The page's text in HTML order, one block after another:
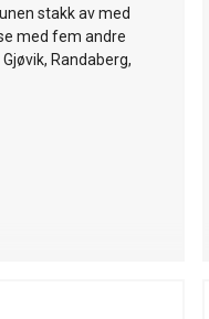
stakk av med
med fem andre
Randaberg,